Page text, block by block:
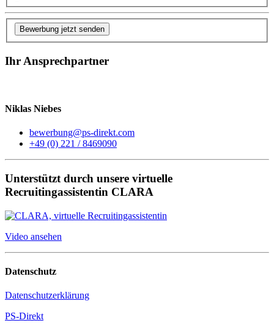
Bewerbung jetzt senden
Ihr Ansprechpartner
Niklas Niebes
bewerbung@ps-direkt.com
+49 (0) 221 / 8469090
Unterstützt durch unsere virtuelle
Recruitingassistentin CLARA
Video ansehen
Datenschutz
Datenschutzerklärung
PS-Direkt